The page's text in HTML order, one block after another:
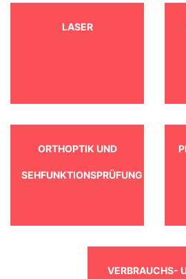
LASER
ORTHOPTIK UND
SEHFUNKTIONSPRÜFUNG
VERBRAUCHS-